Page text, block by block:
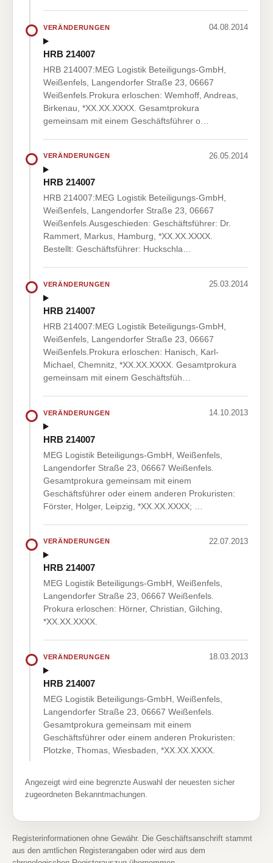
VERÄNDERUNGEN 04.08.2014
HRB 214007
HRB 214007:MEG Logistik Beteiligungs-GmbH,
Weißenfels, Langendorfer Straße 23, 06667
Weißenfels.Prokura erloschen: Wemhoff, Andreas,
Birkenau, *XX.XX.XXXX. Gesamtprokura
gemeinsam mit einem Geschäftsführer o…
VERÄNDERUNGEN 26.05.2014
HRB 214007
HRB 214007:MEG Logistik Beteiligungs-GmbH,
Weißenfels, Langendorfer Straße 23, 06667
Weißenfels.Ausgeschieden: Geschäftsführer: Dr.
Rammert, Markus, Hamburg, *XX.XX.XXXX.
Bestellt: Geschäftsführer: Huckschla…
VERÄNDERUNGEN 25.03.2014
HRB 214007
HRB 214007:MEG Logistik Beteiligungs-GmbH,
Weißenfels, Langendorfer Straße 23, 06667
Weißenfels.Prokura erloschen: Hanisch, Karl-
Michael, Chemnitz, *XX.XX.XXXX. Gesamtprokura
gemeinsam mit einem Geschäftsfüh…
VERÄNDERUNGEN 14.10.2013
HRB 214007
MEG Logistik Beteiligungs-GmbH, Weißenfels,
Langendorfer Straße 23, 06667 Weißenfels.
Gesamtprokura gemeinsam mit einem
Geschäftsführer oder einem anderen Prokuristen:
Förster, Holger, Leipzig, *XX.XX.XXXX; …
VERÄNDERUNGEN 22.07.2013
HRB 214007
MEG Logistik Beteiligungs-GmbH, Weißenfels,
Langendorfer Straße 23, 06667 Weißenfels.
Prokura erloschen: Hörner, Christian, Gilching,
*XX.XX.XXXX.
VERÄNDERUNGEN 18.03.2013
HRB 214007
MEG Logistik Beteiligungs-GmbH, Weißenfels,
Langendorfer Straße 23, 06667 Weißenfels.
Gesamtprokura gemeinsam mit einem
Geschäftsführer oder einem anderen Prokuristen:
Plotzke, Thomas, Wiesbaden, *XX.XX.XXXX.
Angezeigt wird eine begrenzte Auswahl der neuesten sicher
zugeordneten Bekanntmachungen.
Registerinformationen ohne Gewähr. Die Geschäftsanschrift stammt
aus den amtlichen Registerangaben oder wird aus dem